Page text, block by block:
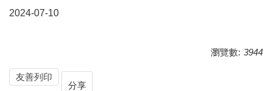
2024-07-10
瀏覽數: 3944
友善列印
分享